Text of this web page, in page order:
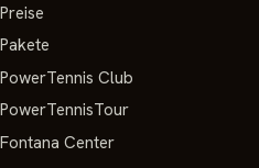
Preise
Pakete
PowerTennis Club
PowerTennisTour
Fontana Center